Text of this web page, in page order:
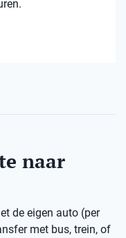
naar
de eigen auto (per
met bus, trein, of